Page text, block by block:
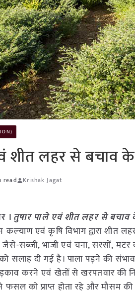
शीत लहर से बचाव
read Krishak Jagat
। तुषार पाले एवं शीत लहर से बचाव
कल्‍याण एवं कृषि विभाग द्वारा शीत
सब्जी, भाजी एवं चना, सरसों,
सलाह दी गई है। पाला पड़ने की
करने एवं खेतों से खरपतवार की
फसल को प्राप्त होता रहे और मौसम